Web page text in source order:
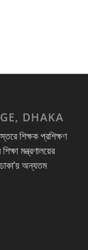
DHAKA
স্তরে শিক্ষক প্রশিক্ষণ
মন্ত্রণালয়ের
অন্যতম